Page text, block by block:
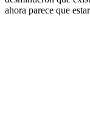
ahora parece que